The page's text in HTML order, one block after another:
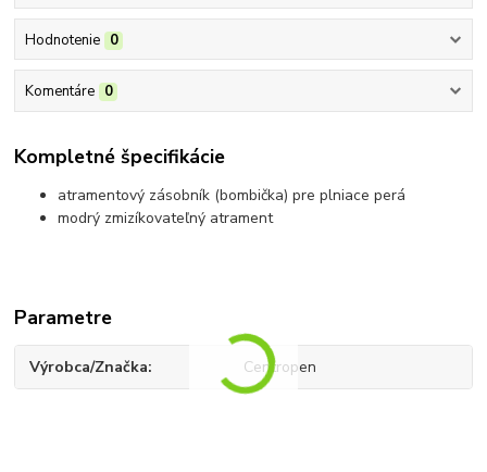
Hodnotenie 0
Komentáre 0
Kompletné špecifikácie
atramentový zásobník (bombička) pre plniace perá
modrý zmizíkovateľný atrament
Parametre
Výrobca/Značka Centropen